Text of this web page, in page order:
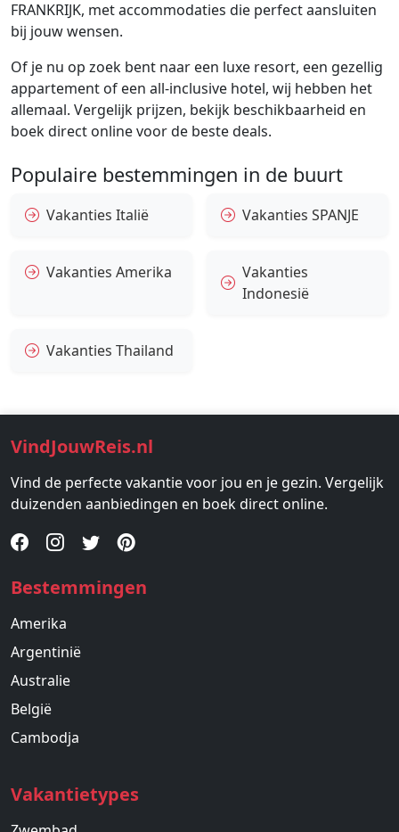
FRANKRIJK, met accommodaties die perfect aansluiten
bij jouw wensen.
Of je nu op zoek bent naar een luxe resort, een gezellig
appartement of een all-inclusive hotel, wij hebben het
allemaal. Vergelijk prijzen, bekijk beschikbaarheid en
boek direct online voor de beste deals.
Populaire bestemmingen in de buurt
Vakanties Italië Vakanties SPANJE
Vakanties Amerika
Vakanties
Indonesië
Vakanties Thailand
VindJouwReis.nl
Vind de perfecte vakantie voor jou en je gezin. Vergelijk
duizenden aanbiedingen en boek direct online.
Bestemmingen
Amerika
Argentinië
Australie
België
Cambodja
Vakantietypes